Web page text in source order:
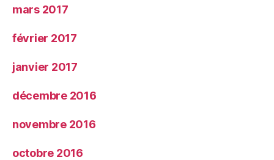
mars 2017
février 2017
janvier 2017
décembre 2016
novembre 2016
octobre 2016